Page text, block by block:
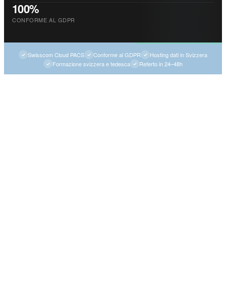
100%
CONFORME AL GDPR
Swisscom Cloud PACS Conforme al GDPR
Hosting dati in Svizzera
Formazione svizzera e tedesca
Referto in 24–48h